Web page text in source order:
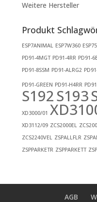
Weitere Hersteller
Produkt
ESP7ANIMAL ESP7W360
PD91-4MGT PD91-4RR PD91-
PD91-8SSM PD91-ALRG2
PD91-GREEN PD91-H4RR
S192S193
XD3000/01
XD3112/09 ZCS2000EL
ZCS2240VEL ZSPALLFLR
ZSPPARKETR ZSPPARKETT
AGB